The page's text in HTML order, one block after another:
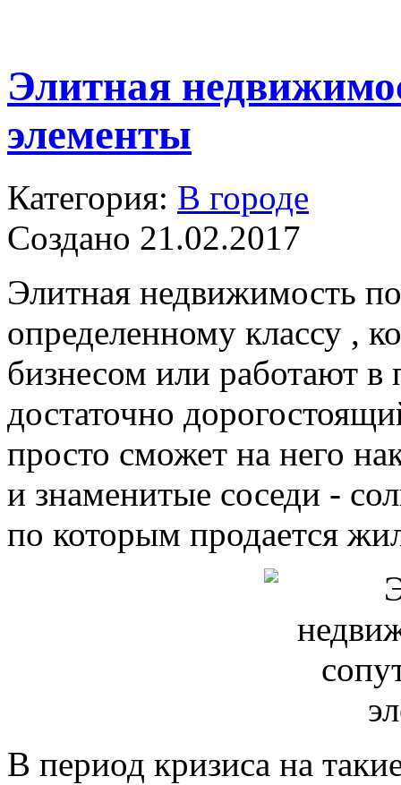
Элитная
элементы
Категория: В городе
Создано 21.02.2017
Элитная недвижимость
определенному классу ,
бизнесом или работают в
достаточно
просто сможет на него
и знаменитые соседи -
по которым продается
В период кризиса на